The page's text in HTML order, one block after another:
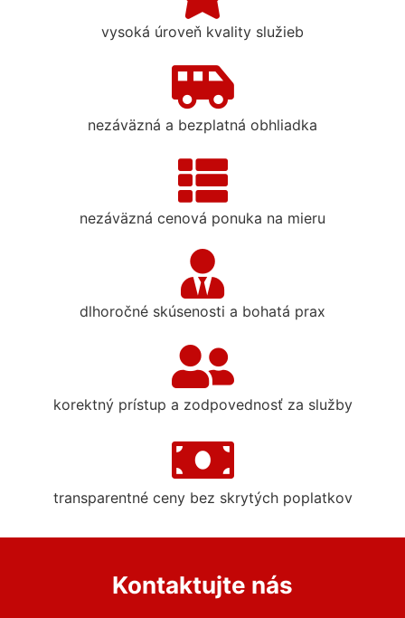
vysoká úroveň kvality služieb
nezáväzná a bezplatná obhliadka
nezáväzná cenová ponuka na mieru
dlhoročné skúsenosti a bohatá prax
korektný prístup a zodpovednosť za služby
transparentné ceny bez skrytých poplatkov
Kontaktujte nás